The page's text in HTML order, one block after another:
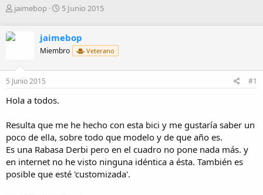
A
o
jaimebop
F
h
a
e
i
o
5 Junio 2015
jaimebop
Miembro Veterano
5 Junio 2015 #1
Hola a todos.
Resulta que me he hecho con esta bici y me gustaría saber un
poco de ella, sobre todo que modelo y de que año es.
Es una Rabasa Derbi pero en el cuadro no pone nada más. y
en internet no he visto ninguna idéntica a ésta. También es
posible que esté 'customizada'.